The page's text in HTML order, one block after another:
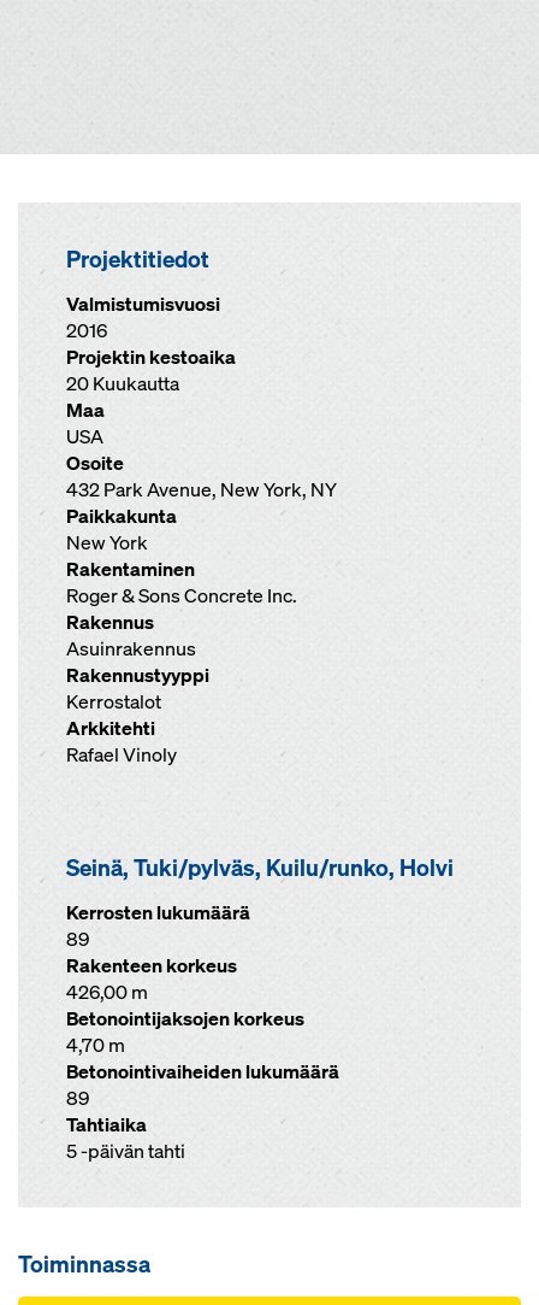
Projektitiedot
Valmistumisvuosi
2016
Projektin kestoaika
20 Kuukautta
Maa
USA
Osoite
432 Park Avenue, New York, NY
Paikkakunta
New York
Rakentaminen
Roger & Sons Concrete Inc.
Rakennus
Asuinrakennus
Rakennustyyppi
Kerrostalot
Arkkitehti
Rafael Vinoly
Seinä, Tuki/pylväs, Kuilu/runko, Holvi
Kerrosten lukumäärä
89
Rakenteen korkeus
426,00 m
Betonointijaksojen korkeus
4,70 m
Betonointivaiheiden lukumäärä
89
Tahtiaika
5 -päivän tahti
Toiminnassa